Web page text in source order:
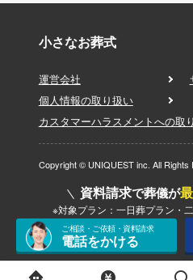
小さなお葬式
運営会社
個人情報の取り扱い
カスタマーハラスメントへの取
Copyright © UNIQUEST inc. All Rights
資料請求で葬儀が
※対象プラン：一日葬プラン・
ご相談・ご依頼・資料請求
電話をかける